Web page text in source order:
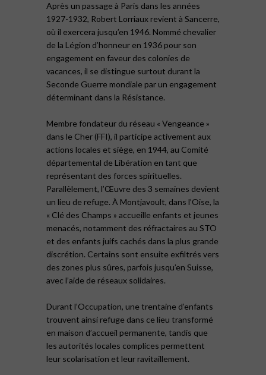
Après un passage à Paris dans les années
1927-1932, Robert Lorriaux revient à Sancerre,
où il exercera jusqu’en 1946. Nommé chevalier
de la Légion d’honneur en 1936 pour son
engagement en faveur des colonies de
vacances, il se distingue surtout durant la
Seconde Guerre mondiale par un engagement
déterminant dans la Résistance.
Membre fondateur du réseau « Vengeance »
dans le Cher (FFI), il participe activement aux
actions locales et siège, en 1944, au Comité
départemental de Libération en tant que
représentant des forces spirituelles.
Parallèlement, l’Œuvre des 3 semaines devient
un lieu de refuge. À Montjavoult, dans l’Oise, la
« Clé des Champs » accueille enfants et jeunes
menacés, notamment des réfractaires au STO
et des enfants juifs cachés dans la plus grande
discrétion. Certains sont ensuite exfiltrés vers
des zones plus sûres, parfois jusqu’en Suisse,
avec l’aide de réseaux solidaires.
Durant l’Occupation, une trentaine d’enfants
trouvent ainsi refuge dans ce lieu transformé
en maison d’accueil permanente, tandis que
les autorités locales complices permettent
leur scolarisation et leur ravitaillement.